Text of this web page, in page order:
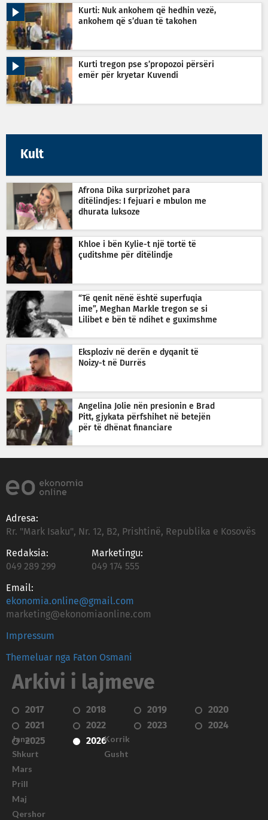
Kurti: Nuk ankohem që hedhin vezë,
ankohem që s’duan të takohen
Kurti tregon pse s’propozoi përsëri
emër për kryetar Kuvendi
Kult
Afrona Dika surprizohet para
ditëlindjes: I fejuari e mbulon me
dhurata luksoze
Khloe i bën Kylie-t një tortë të
çuditshme për ditëlindje
“Të qenit nënë është superfuqia
ime”, Meghan Markle tregon se si
Lilibet e bën të ndihet e guximshme
Eksploziv në derën e dyqanit të
Noizy-t në Durrës
Angelina Jolie nën presionin e Brad
Pitt, gjykata përfshihet në betejën
për të dhënat financiare
Adresa:
Rr. "Mark Isaku", Nr. 12, B2, Prishtinë, Republika e Kosovës
Redaksia:
049 289 299
Marketingu:
049 174 555
Email:
ekonomia.online@gmail.com
marketing@ekonomiaonline.com
Impressum
Themeluar nga Faton Osmani
Arkivi i lajmeve
2017 2018 2019
2020
2021
2022 2023
2024
2025
2026
Janar
Shkurt
Mars
Prill
Maj
Qershor
Korrik
Gusht